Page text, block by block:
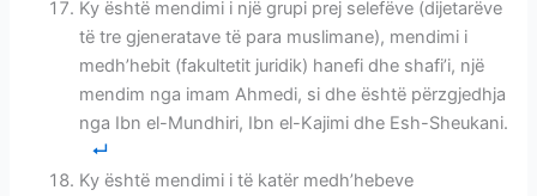
Ky është mendimi i një grupi prej selefëve (dijetarëve
të tre gjeneratave të para muslimane), mendimi i
medh’hebit (fakultetit juridik) hanefi dhe shafi’i, një
mendim nga imam Ahmedi, si dhe është përzgjedhja
nga Ibn el-Mundhiri, Ibn el-Kajimi dhe Esh-Sheukani.
Ky është mendimi i të katër medh’hebeve